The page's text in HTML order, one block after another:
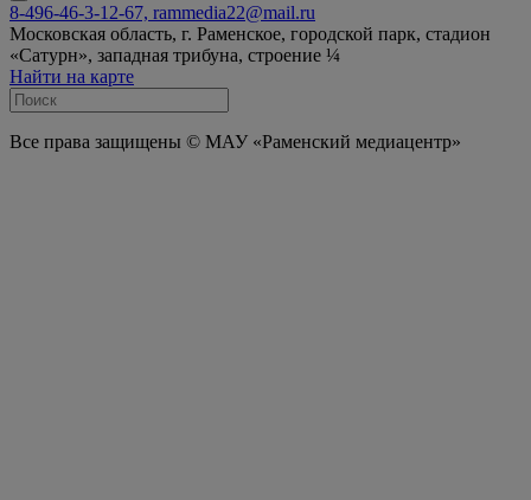
8-496-46-3-12-67, rammedia22@mail.ru
Московская область, г. Раменское, городской парк, стадион
«Сатурн», западная трибуна, строение ¼
Найти на карте
Все права защищены © МАУ «Раменский медиацентр»